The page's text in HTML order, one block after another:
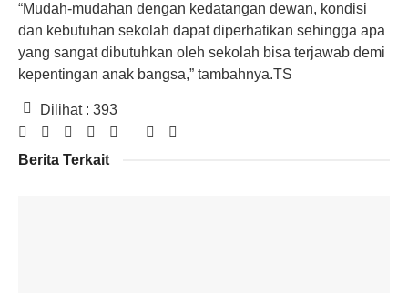
“Mudah-mudahan dengan kedatangan dewan, kondisi
dan kebutuhan sekolah dapat diperhatikan sehingga apa
yang sangat dibutuhkan oleh sekolah bisa terjawab demi
kepentingan anak bangsa,” tambahnya.TS
Dilihat : 393
Berita Terkait